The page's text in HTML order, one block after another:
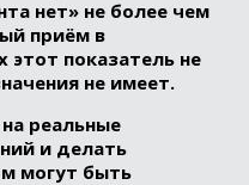
нет» не более чем
приём в
этот показатель не
не имеет.
реальные
и делать
могут быть